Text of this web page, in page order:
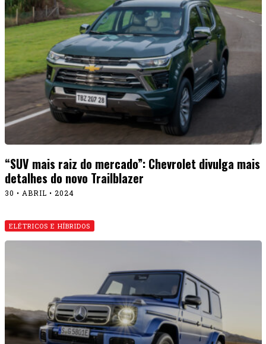
“SUV mais raiz do mercado”: Chevrolet divulga mais
detalhes do novo Trailblazer
30 • ABRIL • 2024
ELÉTRICOS E HÍBRIDOS